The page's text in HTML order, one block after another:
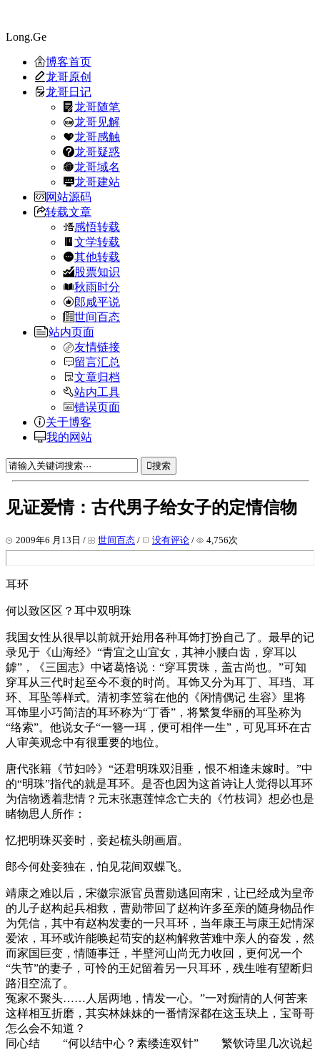
Long.Ge
博客首页
龙哥原创
龙哥日记
龙哥随笔
龙哥见解
龙哥感触
龙哥疑惑
龙哥域名
龙哥建站
网站源码
转载文章
感悟转载
文学转载
其他转载
股票知识
秋雨时分
郎咸平说
世间百态
站内页面
友情链接
留言汇总
文章归档
站内工具
错误页面
关于博客
我的网站
搜索
见证爱情：古代男子给女子的定情信物
2009年6 月13日 / 世间百态 / 没有评论 / 4,756次
耳环
何以致区区？耳中双明珠
我国女性从很早以前就开始用各种耳饰打扮自己了。最早的记
录见于《山海经》“青宜之山宜女，其神小腰白齿，穿耳以
鎼”，《三国志》中诸葛恪说：“穿耳贯珠，盖古尚也。”可知
穿耳从三代时起至今不衰的时尚。耳饰又分为耳丁、耳珰、耳
环、耳坠等样式。清初李笠翁在他的《闲情偶记 生容》里将
耳饰里小巧简洁的耳环称为“丁香”，将繁复华丽的耳坠称为
“络索”。他说女子“一簪一珥，便可相伴一生”，可见耳环在古
人审美观念中有很重要的地位。
唐代张籍《节妇吟》“还君明珠双泪垂，恨不相逢未嫁时。”中
的“明珠”指代的就是耳环。是否也因为这首诗让人觉得以耳环
为信物透着悲情？元末张惠莲悼念亡夫的《竹枝词》想必也是
睹物思人所作：
忆把明珠买妾时，妾起梳头朗画眉。
郎今何处妾独在，怕见花间双蝶飞。
靖康之难以后，宋徽宗派官员曹勋逃回南宋，让已经成为皇帝
的儿子赵构起兵相救，曹勋带回了赵构许多至亲的随身物品作
为凭信，其中有赵构发妻的一只耳环，当年康王与康王妃情深
爱浓，耳环或许能唤起苟安的赵构解救苦难中亲人的奋发，然
而家国巨变，情随事迁，半壁河山尚无力收回，更何况一个
“失节”的妻子，可怜的王妃留着另一只耳环，残生唯有望断归
路泪空流了。
冤家不聚头……人居两地，情发一心。”一对痴情的人何苦来
这样相互折磨，其实林妹妹的一番情深都在这玉玦上，宝哥哥
怎么会不知道？
同心结 “何以结中心？素缕连双针” 繁钦诗里几次说起